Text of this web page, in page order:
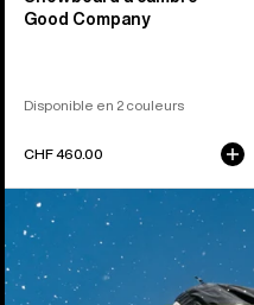
Good Company
Disponible en 2 couleurs
CHF 460.00